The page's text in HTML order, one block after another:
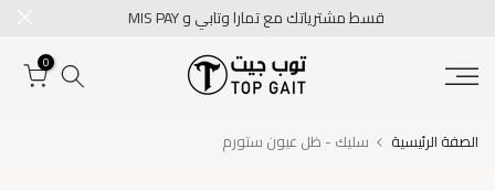
المحتوى
قسط مشترياتك مع تمارا وتابي و MIS PAY
0
الصفة الرئيسية سليك - ظل عيون ستورم